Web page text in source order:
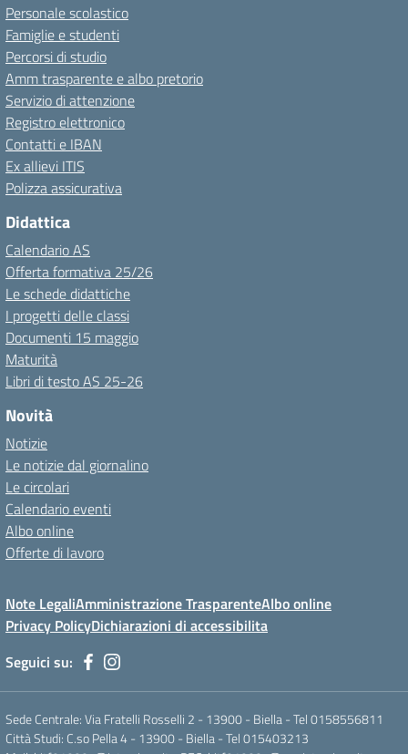
Personale scolastico
Famiglie e studenti
Percorsi di studio
Amm trasparente e albo pretorio
Servizio di attenzione
Registro elettronico
Contatti e IBAN
Ex allievi ITIS
Polizza assicurativa
Didattica
Calendario AS
Offerta formativa 25/26
Le schede didattiche
I progetti delle classi
Documenti 15 maggio
Maturità
Libri di testo AS 25-26
Novità
Notizie
Le notizie dal giornalino
Le circolari
Calendario eventi
Albo online
Offerte di lavoro
Note LegaliAmministrazione TrasparenteAlbo online
Privacy PolicyDichiarazioni di accessibilita
Seguici su:
Sede Centrale: Via Fratelli Rosselli 2 - 13900 - Biella - Tel 0158556811
Città Studi: C.so Pella 4 - 13900 - Biella - Tel 015403213